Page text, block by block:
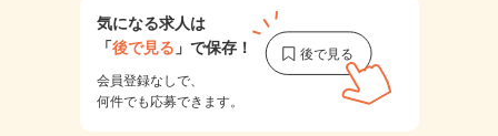
気になる求人は
「後で見る 」で保存！
会員登録なしで、
何件でも応募できます。